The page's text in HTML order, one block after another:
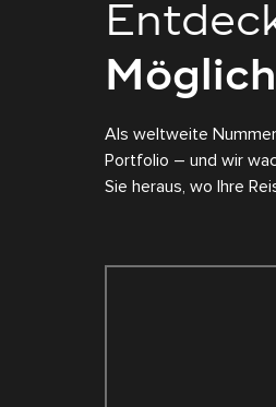
Als weltweite
Portfolio – und wir
Sie heraus, wo Ihre